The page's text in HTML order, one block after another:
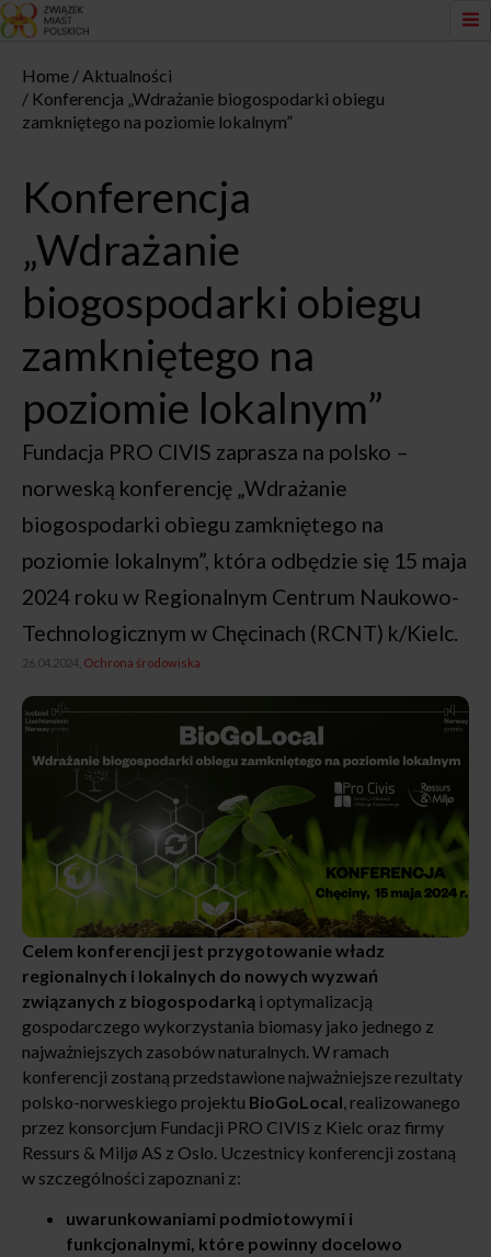
Home
Aktualności
Konferencja „Wdrażanie biogospodarki obiegu
zamkniętego na poziomie lokalnym”
Konferencja
„Wdrażanie
biogospodarki obiegu
zamkniętego na
poziomie lokalnym”
Fundacja PRO CIVIS zaprasza na polsko –
norweską konferencję „Wdrażanie
biogospodarki obiegu zamkniętego na
poziomie lokalnym”, która odbędzie się 15 maja
2024 roku w Regionalnym Centrum Naukowo-
Technologicznym w Chęcinach (RCNT) k/Kielc.
26.04.2024, Ochrona środowiska
Celem konferencji jest przygotowanie władz
regionalnych i lokalnych do nowych wyzwań
związanych z biogospodarką i optymalizacją
gospodarczego wykorzystania biomasy jako jednego z
najważniejszych zasobów naturalnych. W ramach
konferencji zostaną przedstawione najważniejsze rezultaty
polsko-norweskiego projektu BioGoLocal, realizowanego
przez konsorcjum Fundacji PRO CIVIS z Kielc oraz firmy
Ressurs & Miljø AS z Oslo. Uczestnicy konferencji zostaną
w szczególności zapoznani z:
uwarunkowaniami podmiotowymi i
funkcjonalnymi, które powinny docelowo